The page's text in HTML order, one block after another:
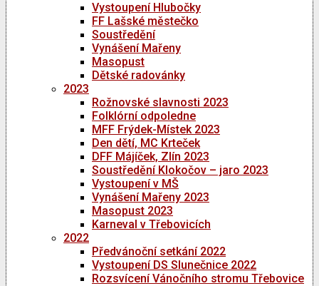
Vystoupení Hlubočky
FF Lašské městečko
Soustředění
Vynášení Mařeny
Masopust
Dětské radovánky
2023
Rožnovské slavnosti 2023
Folklórní odpoledne
MFF Frýdek-Místek 2023
Den dětí, MC Krteček
DFF Májíček, Zlín 2023
Soustředění Klokočov – jaro 2023
Vystoupení v MŠ
Vynášení Mařeny 2023
Masopust 2023
Karneval v Třebovicích
2022
Předvánoční setkání 2022
Vystoupení DS Slunečnice 2022
Rozsvícení Vánočního stromu Třebovice